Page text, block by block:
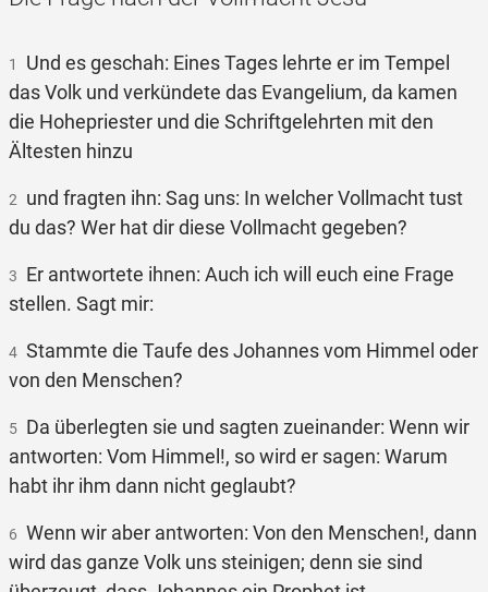
1
Und es geschah: Eines Tages lehrte er im Tempel
das Volk und verkündete das Evangelium, da kamen
die Hohepriester und die Schriftgelehrten mit den
Ältesten hinzu
2 und fragten ihn: Sag uns: In welcher Vollmacht tust
du das? Wer hat dir diese Vollmacht gegeben?
3 Er antwortete ihnen: Auch ich will euch eine Frage
stellen. Sagt mir:
4 Stammte die Taufe des Johannes vom Himmel oder
von den Menschen?
5 Da überlegten sie und sagten zueinander: Wenn wir
antworten: Vom Himmel!, so wird er sagen: Warum
habt ihr ihm dann nicht geglaubt?
6 Wenn wir aber antworten: Von den Menschen!, dann
wird das ganze Volk uns steinigen; denn sie sind